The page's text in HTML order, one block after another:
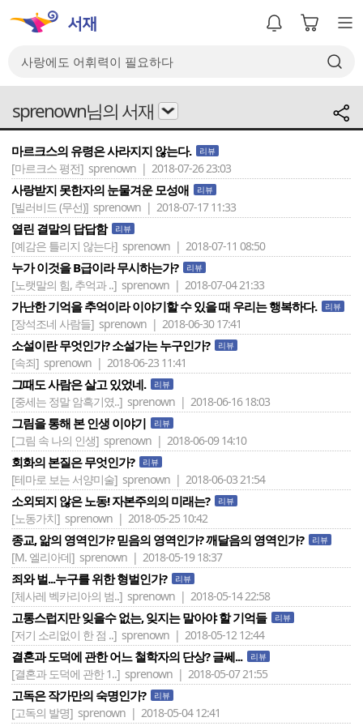
sprenown님의 서재
마르크스의 유령은 사라지지 않는다. 리뷰
[마르크스 평전] sprenown | 2018-07-26 23:03
사랑받지 못한자의 눈물겨운 모성애 리뷰
[빌러비드 (무선)] sprenown | 2018-07-17 11:33
열린 결말의 답답함 리뷰
[예감은 틀리지 않는다] sprenown | 2018-07-11 08:50
누가 이것을 B급이라 무시하는가? 리뷰
[노랫말의 힘, 추억과 ..] sprenown | 2018-07-04 21:33
가난한 기억을 추억이라 이야기할 수 있을 때 우리는 행복하다. 리뷰
[장석조네 사람들] sprenown | 2018-06-30 17:41
소설이란 무엇인가? 소설가는 누구인가? 리뷰
[속죄] sprenown | 2018-06-23 11:41
그때도 사람은 살고 있었네. 리뷰
[중세는 정말 암흑기였..] sprenown | 2018-06-16 18:03
그림을 통해 본 인생 이야기 리뷰
[그림 속 나의 인생] sprenown | 2018-06-09 14:10
회화의 본질은 무엇인가? 리뷰
[테마로 보는 서양미술] sprenown | 2018-06-03 21:54
소외되지 않은 노동! 자본주의의 미래는? 리뷰
[노동가치] sprenown | 2018-05-25 10:42
종교, 앎의 영역인가? 믿음의 영역인가? 깨달음의 영역인가? 리뷰
[M. 엘리아데] sprenown | 2018-05-19 18:37
죄와 벌...누구를 위한 형벌인가? 리뷰
[체사레 벡카리아의 범..] sprenown | 2018-05-14 22:58
고통스럽지만 잊을수 없는, 잊지는 말아야 할 기억들 리뷰
[저기 소리없이 한 점 ..] sprenown | 2018-05-12 12:44
결혼과 도덕에 관한 어느 철학자의 단상? 글쎄... 리뷰
[결혼과 도덕에 관한 1..] sprenown | 2018-05-07 21:55
고독은 작가만의 숙명인가? 리뷰
[고독의 발명] sprenown | 2018-05-04 12:41